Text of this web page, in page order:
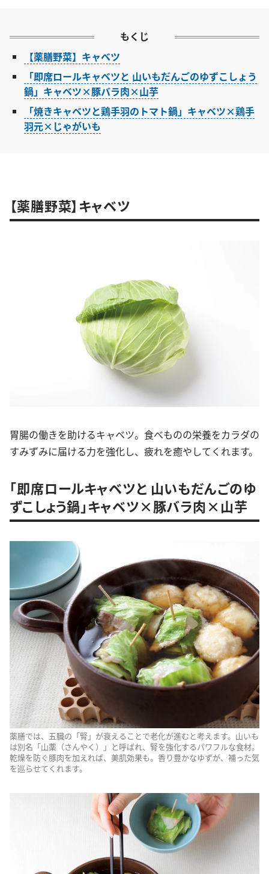
もくじ
【薬膳野菜】キャベツ
「即席ロールキャベツと 山いもだんごのゆずこしょう
鍋」キャベツ×豚バラ肉×山芋
「焼きキャベツと鶏手羽のトマト鍋」キャベツ×鶏手
羽元×じゃがいも
【薬膳野菜】キャベツ
胃腸の働きを助けるキャベツ。食べものの栄養をカラダの
すみずみに届ける力を強化し、疲れを癒やしてくれます。
「即席ロールキャベツと 山いもだんごのゆ
ずこしょう鍋」キャベツ×豚バラ肉×山芋
薬膳では、五臓の「腎」が衰えることで老化が進むと考えます。山いも
は別名「山薬（さんやく）」と呼ばれ、腎を強化するパワフルな食材。
乾燥を防ぐ豚肉を加えれば、美肌効果も。香り豊かなゆずが、補った気
を巡らせてくれます。